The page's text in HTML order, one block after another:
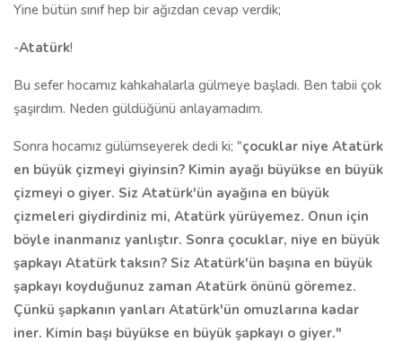
Yine bütün sınıf hep bir ağızdan cevap verdik;
-Atatürk!
Bu sefer hocamız kahkahalarla gülmeye başladı. Ben tabii çok
şaşırdım. Neden güldüğünü anlayamadım.
Sonra hocamız gülümseyerek dedi ki; "çocuklar niye Atatürk
en büyük çizmeyi giyinsin? Kimin ayağı büyükse en büyük
çizmeyi o giyer. Siz Atatürk'ün ayağına en büyük
çizmeleri giydirdiniz mi, Atatürk yürüyemez. Onun için
böyle inanmanız yanlıştır. Sonra çocuklar, niye en büyük
şapkayı Atatürk taksın? Siz Atatürk'ün başına en büyük
şapkayı koyduğunuz zaman Atatürk önünü göremez.
Çünkü şapkanın yanları Atatürk'ün omuzlarına kadar
iner. Kimin başı büyükse en büyük şapkayı o giyer."